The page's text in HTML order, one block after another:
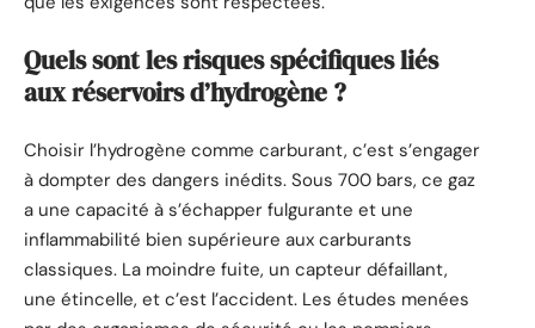
Quels sont les risques spécifiques liés
aux réservoirs d’hydrogène ?
Choisir l’hydrogène comme carburant, c’est s’engager
à dompter des dangers inédits. Sous 700 bars, ce gaz
a une capacité à s’échapper fulgurante et une
inflammabilité bien supérieure aux carburants
classiques. La moindre fuite, un capteur défaillant,
une étincelle, et c’est l’accident. Les études menées